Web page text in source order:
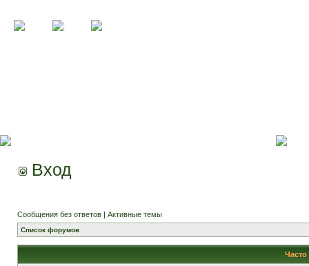
Вход
Сообщения без ответов | Активные темы
Список форумов